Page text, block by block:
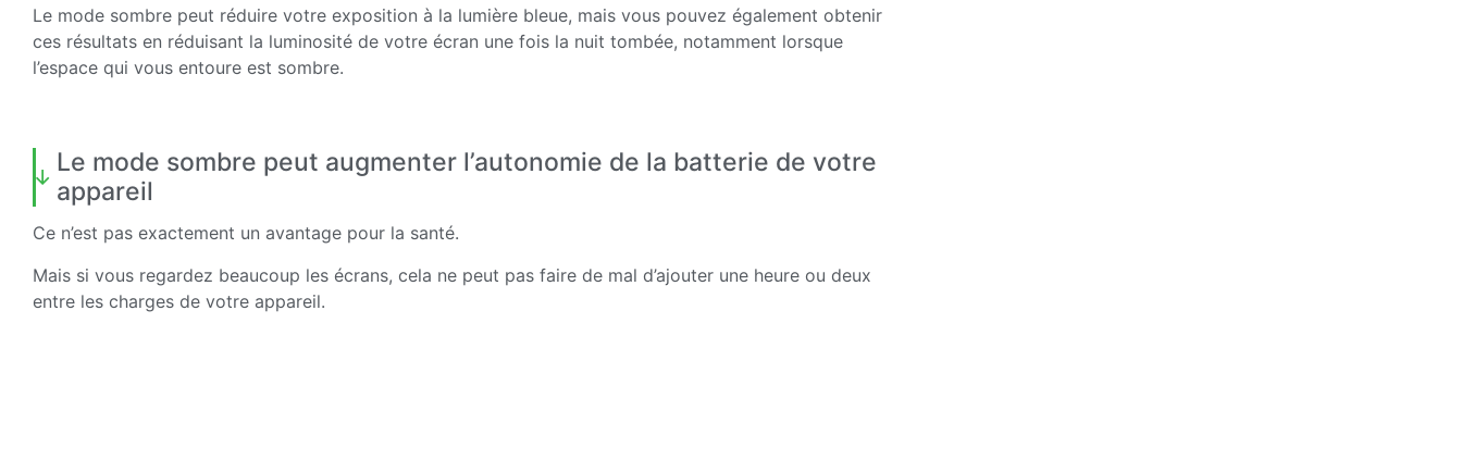
Le mode sombre peut réduire votre exposition à la lumière bleue, mais vous pouvez également obtenir
ces résultats en réduisant la luminosité de votre écran une fois la nuit tombée, notamment lorsque
l’espace qui vous entoure est sombre.
Le mode sombre peut augmenter l’autonomie de la batterie de votre
appareil
Ce n’est pas exactement un avantage pour la santé.
Mais si vous regardez beaucoup les écrans, cela ne peut pas faire de mal d’ajouter une heure ou deux
entre les charges de votre appareil.